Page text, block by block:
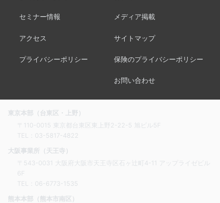
セミナー情報 メディア掲載
アクセス サイトマップ
プライバシーポリシー 保険のプライバシーポリシー
お問い合わせ
東京本部（台東区・上野）
〒110-0015 東京都台東区東上野2-22-5 旭ビル5F
TEL： 03-5817-4822
大阪事業所（天王寺）
〒543-0031 大阪府大阪市天王寺区石ヶ辻町4-11 アップライゼビル
6F
TEL： 06-6773-1535
熊本本部（熊本市南区）